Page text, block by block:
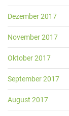
Dezember 2017
November 2017
Oktober 2017
September 2017
August 2017